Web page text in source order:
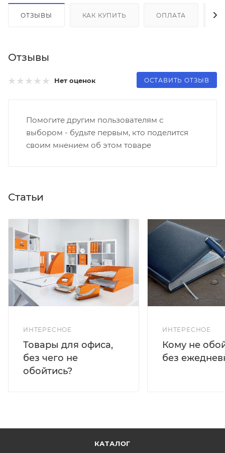
ОТЗЫВЫ КАК КУПИТЬ ОПЛАТА
Отзывы
Нет оценок ОСТАВИТЬ ОТЗЫВ
Помогите другим пользователям с
выбором - будьте первым, кто поделится
своим мнением об этом товаре
Статьи
ИНТЕРЕСНОЕ
Товары для офиса,
без чего не
обойтись?
ИНТЕРЕСНОЕ
Кому не
без
КАТАЛОГ